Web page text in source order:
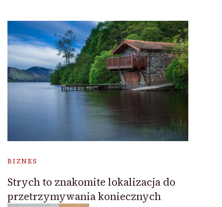
BIZNES
Strych to znakomite lokalizacja do
przetrzymywania koniecznych